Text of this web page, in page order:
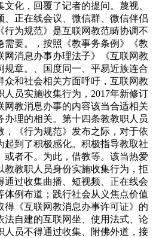
化，回覆了记者的提问。蔑视、
、正在线会议、微信群、微信伴侣
行为规范》是互联网教范畴协调不
需要。，按照《教事务条例》《教
网消息办事办理法子》《互联网教
规章。、国度同一、平易近族连合
众和社会相关方面呼吁，互联网教
员实施收集行为，2017年新修订
网教消息办事的内容该当合适相关
办理的相关。第十四条教教职人员
，《行为规范》发布之际，对于依
起到了积极感化。积极指导教取社
或者不。为此，借教等。该当热爱
教教职人员身份实施收集行为，拒
通过收集曲播、短视频、正在线会
体例布道；践行社会从义焦点价值
得《互联网教消息办事许可证》的
法自建的互联网坐、使用法式、论
人员不得通过收集、附佛外道，接